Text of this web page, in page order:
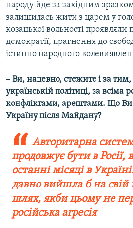
народу йде за західним
залишилась жити з царем у
козацької вольності проявляли
демократії, прагнення до
істинно народного
– Ви, напевно, стежите і за тим,
українській політиці, за
конфліктами, арештами. Що Ви
Україну після Майдану?
Авторитарна
продовжує бути в Росії,
останні місяці в
давно вийшла б на
шлях, якби цьому не
російська агресія